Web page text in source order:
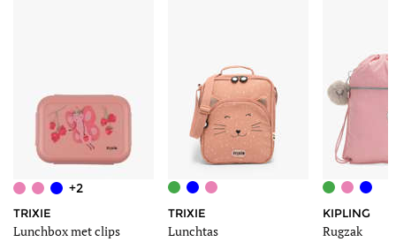
+2
TRIXIE
Lunchbox met clips
TRIXIE
Lunchtas
KIPLING
Rugzak